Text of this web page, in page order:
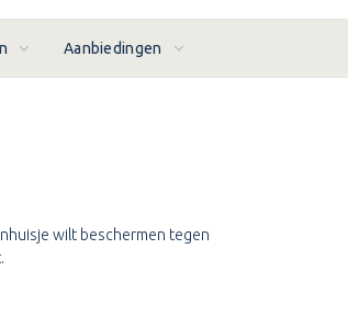
Aanbiedingen
wilt beschermen tegen